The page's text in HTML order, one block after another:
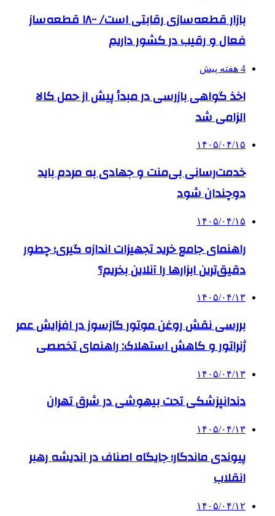
بازار قطعه‌سازی رقابتی است/ ۱۸۰۰ قطعه‌ساز
فعال و رقیب در کشور داریم
4 هفته پیش
اخذ گواهی بازرسی در مبدأ پیش از حمل کالا
الزامی شد
۱۴۰۵/۰۴/۱۵
خدمت‌رسانی بی‌منت و جهادی به مردم باید
دوچندان شود
۱۴۰۵/۰۴/۱۵
راهنمای جامع خرید تجهیزات اندازه گیری؛ چطور
دقیق‌ترین ابزارها را آنلاین بخریم؟
۱۴۰۵/۰۴/۱۳
بررسی نقش روغن موتور گازسوز در افزایش عمر
ژنراتور و کاهش استهلاک: راهنمای تخصصی
۱۴۰۵/۰۴/۱۳
دندانپزشکی تحت بیهوشی در شرق تهران
۱۴۰۵/۰۴/۱۳
پیوندی ماندگار؛ جایگاه اصناف در اندیشه رهبر
انقلاب
۱۴۰۵/۰۴/۱۲